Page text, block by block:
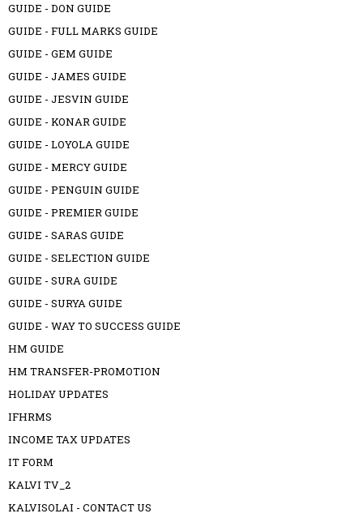
GUIDE - DON GUIDE
GUIDE - FULL MARKS GUIDE
GUIDE - GEM GUIDE
GUIDE - JAMES GUIDE
GUIDE - JESVIN GUIDE
GUIDE - KONAR GUIDE
GUIDE - LOYOLA GUIDE
GUIDE - MERCY GUIDE
GUIDE - PENGUIN GUIDE
GUIDE - PREMIER GUIDE
GUIDE - SARAS GUIDE
GUIDE - SELECTION GUIDE
GUIDE - SURA GUIDE
GUIDE - SURYA GUIDE
GUIDE - WAY TO SUCCESS GUIDE
HM GUIDE
HM TRANSFER-PROMOTION
HOLIDAY UPDATES
IFHRMS
INCOME TAX UPDATES
IT FORM
KALVI TV_2
KALVISOLAI - CONTACT US